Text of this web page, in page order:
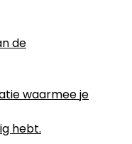
de
waarmee je
hebt.